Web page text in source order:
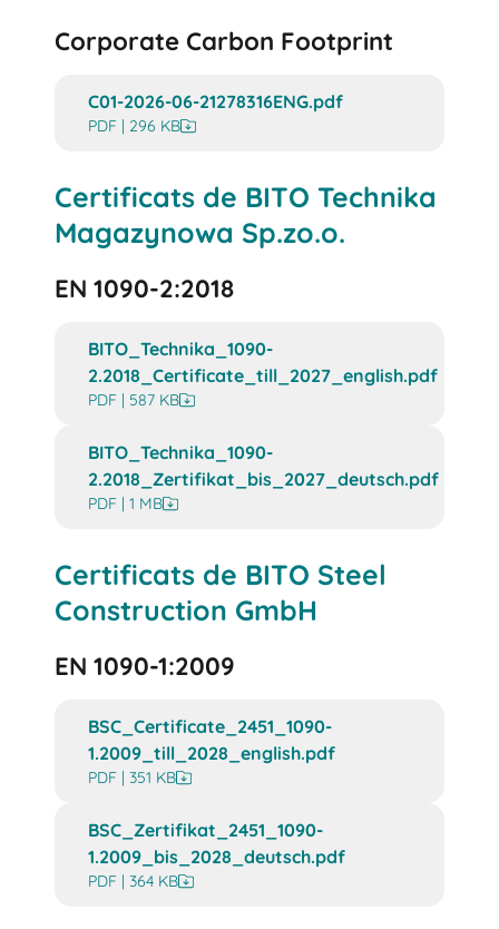
Corporate Carbon Footprint
C01-2026-06-21278316ENG.pdf
PDF | 296 KB
Certificats de BITO Technika
Magazynowa Sp.zo.o.
EN 1090-2:2018
BITO_Technika_1090-
2.2018_Certificate_till_2027_english.pdf
PDF | 587 KB
BITO_Technika_1090-
2.2018_Zertifikat_bis_2027_deutsch.pdf
PDF | 1 MB
Certificats de BITO Steel
Construction GmbH
EN 1090-1:2009
BSC_Certificate_2451_1090-
1.2009_till_2028_english.pdf
PDF | 351 KB
BSC_Zertifikat_2451_1090-
1.2009_bis_2028_deutsch.pdf
PDF | 364 KB